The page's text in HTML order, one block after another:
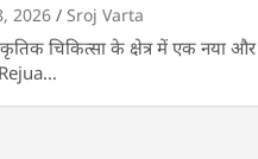
2026 Sroj Varta
चिकित्सा के क्षेत्र में एक नया